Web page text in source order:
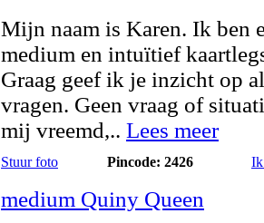
Mijn naam is Karen. Ik ben
medium en intuïtief
Graag geef ik je inzicht op
vragen. Geen vraag of
mij vreemd,.. Lees meer
Stuur foto Pincode: 2426 Ik
medium Quiny Queen